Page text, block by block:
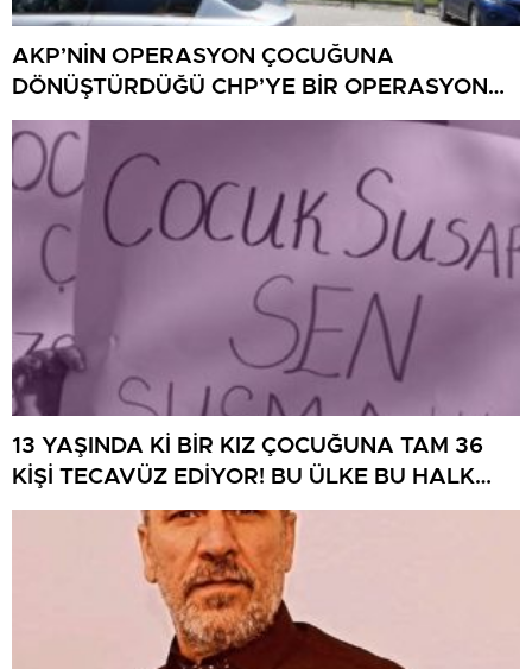
AKP’NİN OPERASYON ÇOCUĞUNA
DÖNÜŞTÜRDÜĞÜ CHP’YE BİR OPERASYON
DAHA!
13 YAŞINDA Kİ BİR KIZ ÇOCUĞUNA TAM 36
KİŞİ TECAVÜZ EDİYOR! BU ÜLKE BU HALK
NEREYE SAVRULDU NASIL SAVRULDU!